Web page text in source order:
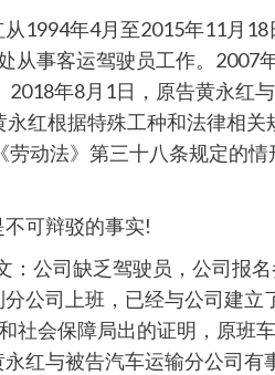
1994年4月至2015年11月
从事客运驾驶员工作。2007
年8月1日，原告黄永红
红根据特殊工种和法律相关
动法》第三十八条规定的
可辩驳的事实!
公司缺乏驾驶员，公司报名
公司上班，已经与公司建立
社会保障局出的证明，原班
红与被告汽车运输分公司有